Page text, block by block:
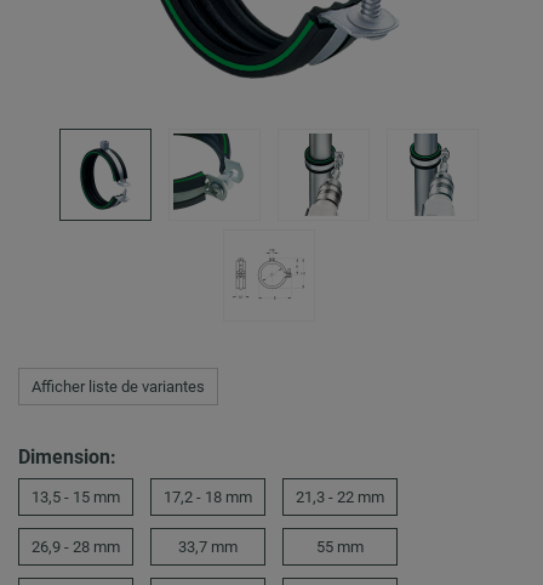
Afficher liste de variantes
Dimension:
13,5 - 15 mm 17,2 - 18 mm 21,3 - 22 mm
26,9 - 28 mm 33,7 mm 55 mm